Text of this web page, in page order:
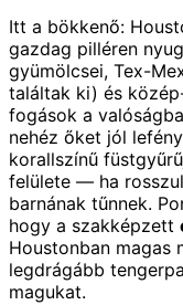
Itt a bökkenő:
gazdag pilléren
gyümölcsei, Tex-
találtak ki) és
fogások a
nehéz őket jól
korallszínű
felülete — ha
barnának tűnnek.
hogy a szakképzett
Houstonban magas
legdrágább
magukat.